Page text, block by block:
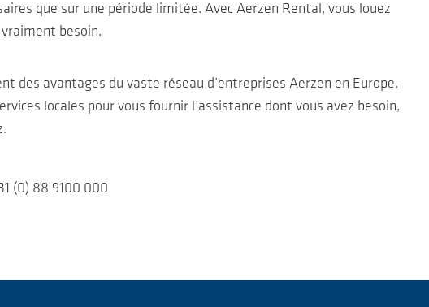
que sur une période limitée. Avec Aerzen Rental, vous louez
besoin.
des avantages du vaste réseau d’entreprises Aerzen en Europe.
locales pour vous fournir l’assistance dont vous avez besoin,
(0) 88 9100 000